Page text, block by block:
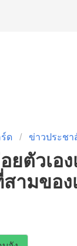
ร์ด ข่าวประช
ยตัวเอ
ามของ